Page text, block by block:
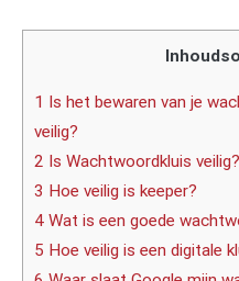
1 Is het bewaren van je
veilig?
2 Is Wachtwoordkluis veilig?
3 Hoe veilig is keeper?
4 Wat is een goede
5 Hoe veilig is een digitale